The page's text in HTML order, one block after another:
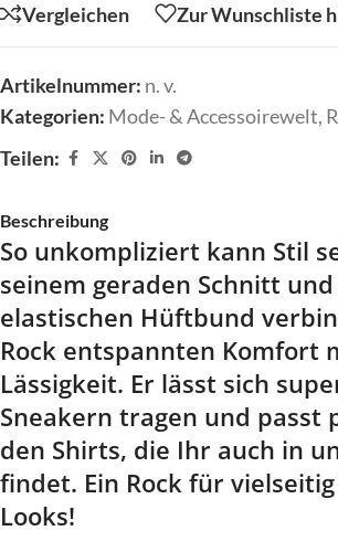
Vergleichen Zur Wunschliste
Artikelnummer: n. v.
Kategorien: Mode- & Accessoirewelt,
Teilen:
Beschreibung
So unkompliziert kann Stil
seinem geraden Schnitt
elastischen Hüftbund
Rock entspannten Komfort
Lässigkeit. Er lässt sich
Sneakern tragen und passt
den Shirts, die Ihr auch in
findet. Ein Rock für
Looks!